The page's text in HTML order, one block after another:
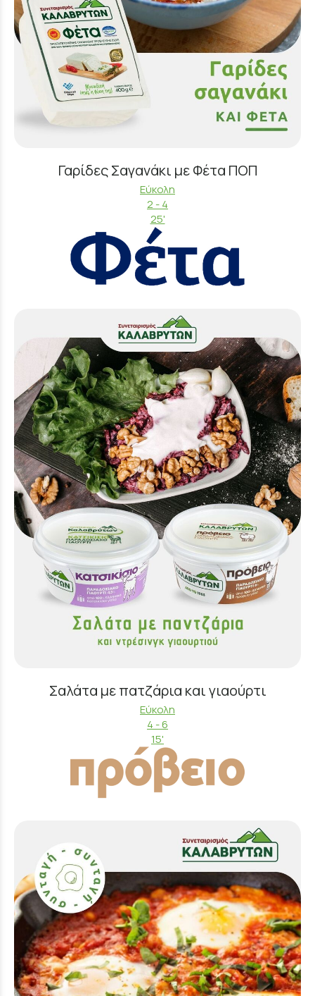
Γαρίδες Σαγανάκι με Φέτα ΠΟΠ
Εύκολη
2 - 4
25'
Σαλάτα με πατζάρια και γιαούρτι
Εύκολη
4 - 6
15'